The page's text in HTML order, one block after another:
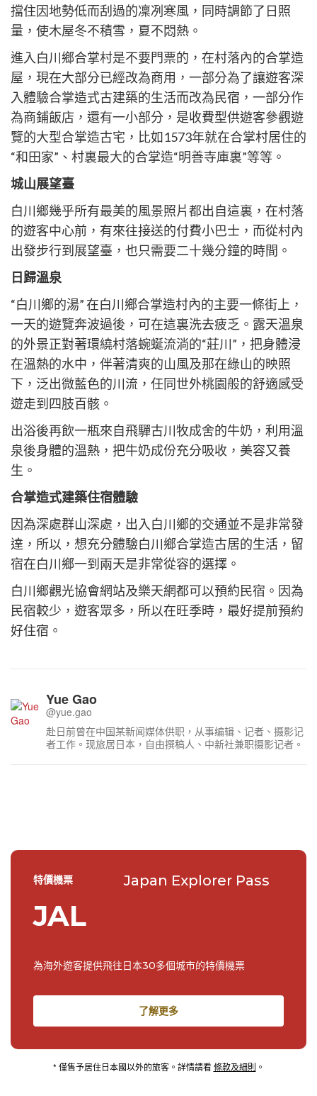
擋住因地勢低而刮過的凜冽寒風，同時調節了日照
量，使木屋冬不積雪，夏不悶熱。
進入白川鄉合掌村是不要門票的，在村落內的合掌造
屋，現在大部分已經改為商用，一部分為了讓遊客深
入體驗合掌造式古建築的生活而改為民宿，一部分作
為商鋪飯店，還有一小部分，是收費型供遊客參觀遊
覽的大型合掌造古宅，比如1573年就在合掌村居住的
“和田家”、村裏最大的合掌造“明善寺庫裏”等等。
城山展望臺
白川鄉幾乎所有最美的風景照片都出自這裏，在村落
的遊客中心前，有來往接送的付費小巴士，而從村內
出發步行到展望臺，也只需要二十幾分鐘的時間。
日歸溫泉
“白川鄉的湯” 在白川鄉合掌造村內的主要一條街上，
一天的遊覽奔波過後，可在這裏洗去疲乏。露天溫泉
的外景正對著環繞村落蜿蜒流淌的“莊川”，把身體浸
在溫熱的水中，伴著清爽的山風及那在綠山的映照
下，泛出微藍色的川流，任同世外桃園般的舒適感受
遊走到四肢百骸。
出浴後再飲一瓶來自飛驒古川牧成舍的牛奶，利用溫
泉後身體的溫熱，把牛奶成份充分吸收，美容又養
生。
合掌造式建築住宿體驗
因為深處群山深處，出入白川鄉的交通並不是非常發
達，所以，想充分體驗白川鄉合掌造古居的生活，留
宿在白川鄉一到兩天是非常從容的選擇。
白川鄉觀光協會網站及樂天網都可以預約民宿。因為
民宿較少，遊客眾多，所以在旺季時，最好提前預約
好住宿。
Yue Gao
@yue.gao
赴日前曾在中国某新闻媒体供职，从事编辑、记者、摄影记
者工作。现旅居日本，自由撰稿人、中新社兼职摄影记者。
特價機票
JAL
Japan Explorer Pass
為海外遊客提供飛往日本30多個城市的特價機票
了解更多
* 僅售予居住日本國以外的旅客。詳情請看條款及細則 。